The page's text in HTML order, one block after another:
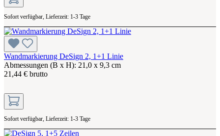
Sofort verfügbar, Lieferzeit: 1-3 Tage
Wandmarkierung DeSign 2, 1+1 Linie
Abmessungen (B x H): 21,0 x 9,3 cm
21,44 € brutto
Sofort verfügbar, Lieferzeit: 1-3 Tage